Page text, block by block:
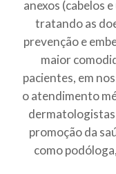
anexos (cabelos
tratando as
prevenção e
maior
pacientes, em
o atendimento
dermatologistas
promoção da
como